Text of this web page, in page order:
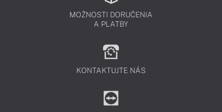
MOŽNOSTI DORUČENIA
A PLATBY
KONTAKTUJTE NÁS